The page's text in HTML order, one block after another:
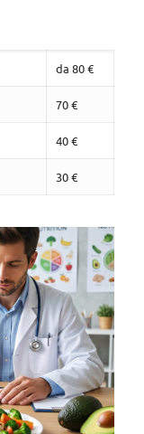
da 80 €
70 €
40 €
30 €